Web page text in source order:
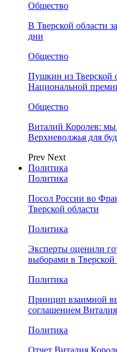
Общество
В Тверской области
дни
Общество
Пушкин из Тверской
Национальной
Общество
Виталий Королев: мы
Верхневолжья для
Prev Next
Политика
Политика
Посол России во
Тверской области
Политика
Эксперты оценили
выборами в Тверской
Политика
Принцип взаимной
соглашением
Политика
Отчет Виталия